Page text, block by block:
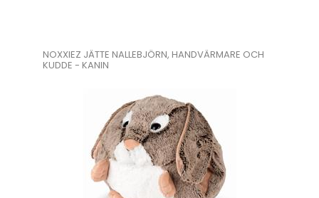
NOXXIEZ JÄTTE NALLEBJÖRN, HANDVÄRMARE OCH
KUDDE - KANIN